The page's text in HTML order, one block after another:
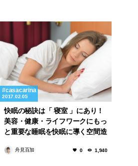
casacarina
2017.02.05
快眠の秘訣は「 寝室 」にあり！
美容・健康・ライフワークにもっ
と重要な睡眠を快眠に導く空間造
舟見百加 0 1,940